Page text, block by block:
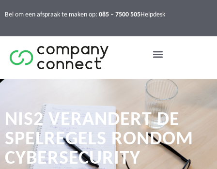
Bel om een afspraak te maken op: 085 – 7500 505Helpdesk
NIS2 VERANDERT DE
SPELREGELS RONDOM
CYBERSECURITY